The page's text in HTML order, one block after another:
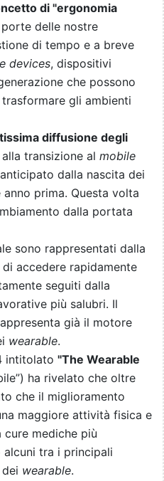
di "ergonomia
delle nostre
di tempo e a breve
devices, dispositivi
che possono
gli ambienti
diffusione degli
transizione al mobile
dalla nascita dei
prima. Questa volta
dalla portata
sono rappresentati dalla
accedere rapidamente
seguiti dalla
più salubri. Il
già il motore
wearable.
intitolato "The Wearable
ha rivelato che oltre
che il miglioramento
maggiore attività fisica e
mediche più
tra i principali
wearable.